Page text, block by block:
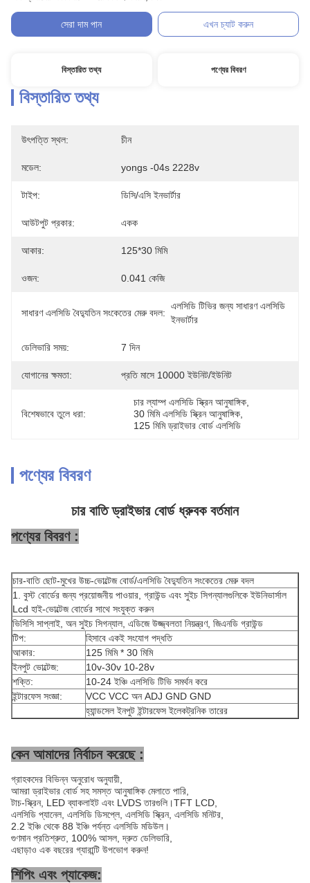
সেরা দাম পান এখন চ্যাট করুন
বিস্তারিত তথ্য পণ্যের বিবরণ
বিস্তারিত তথ্য
উৎপত্তি স্থল: চীন
মডেল: yongs -04s 2228v
টাইপ: ডিসি/এসি ইনভার্টার
আউটপুট প্রকার: একক
আকার: 125*30 মিমি
ওজন: 0.041 কেজি
সাধারণ এলসিডি বৈদ্যুতিন সংকেতের মেরু বদল:
এলসিডি টিভির জন্য সাধারণ এলসিডি
ইনভার্টার
ডেলিভারি সময়: 7 দিন
যোগানের ক্ষমতা: প্রতি মাসে 10000 ইউনিট/ইউনিট
বিশেষভাবে তুলে ধরা:
চার ল্যাম্প এলসিডি স্ক্রিন আনুষাঙ্গিক
30 মিমি এলসিডি স্ক্রিন আনুষাঙ্গিক
125 মিমি ড্রাইভার বোর্ড এলসিডি
পণ্যের বিবরণ
চার বাতি ড্রাইভার বোর্ড ধ্রুবক বর্তমান
পণ্যের বিবরণ :
চার-বাতি ছোট-মুখের উচ্চ-ভোল্টেজ বোর্ড/এলসিডি বৈদ্যুতিন সংকেতের মেরু বদল
1. বুস্ট বোর্ডের জন্য প্রয়োজনীয় পাওয়ার, গ্রাউন্ড এবং সুইচ সিগন্যালগুলিকে ইউনিভার্সাল
Lcd হাই-ভোল্টেজ বোর্ডের সাথে সংযুক্ত করুন
ভিসিসি সাপ্লাই, অন সুইচ সিগন্যাল, এডিজে উজ্জ্বলতা নিয়ন্ত্রণ, জিএনডি গ্রাউন্ড
টিপ:
হিসাবে একই সংযোগ পদ্ধতি
আকার:
125 মিমি * 30 মিমি
ইনপুট ভোল্টেজ:
10v-30v 10-28v
শক্তি:
10-24 ইঞ্চি এলসিডি টিভি সমর্থন করে
ইন্টারফেস সংজ্ঞা:
VCC VCC অন ADJ GND GND
হ্যান্ডসেল ইনপুট ইন্টারফেস ইলেকট্রনিক তারের
কেন আমাদের নির্বাচন করেছে :
গ্রাহকদের বিভিন্ন অনুরোধ অনুযায়ী,
আমরা ড্রাইভার বোর্ড সহ সমস্ত আনুষাঙ্গিক মেলাতে পারি,
টাচ-স্ক্রিন, LED ব্যাকলাইট এবং LVDS তারগুলি।TFT LCD,
এলসিডি প্যানেল, এলসিডি ডিসপ্লে, এলসিডি স্ক্রিন, এলসিডি মনিটর,
2.2 ইঞ্চি থেকে 88 ইঞ্চি পর্যন্ত এলসিডি মডিউল।
গুণমান প্রতিশ্রুত, 100% আসল, দ্রুত ডেলিভারি,
এছাড়াও এক বছরের গ্যারান্টি উপভোগ করুন!
শিপিং এবং প্যাকেজ: